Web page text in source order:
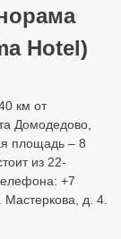
Hotel)
км от
Домодедово,
площадь – 8
из 22-
+7
д. 4.